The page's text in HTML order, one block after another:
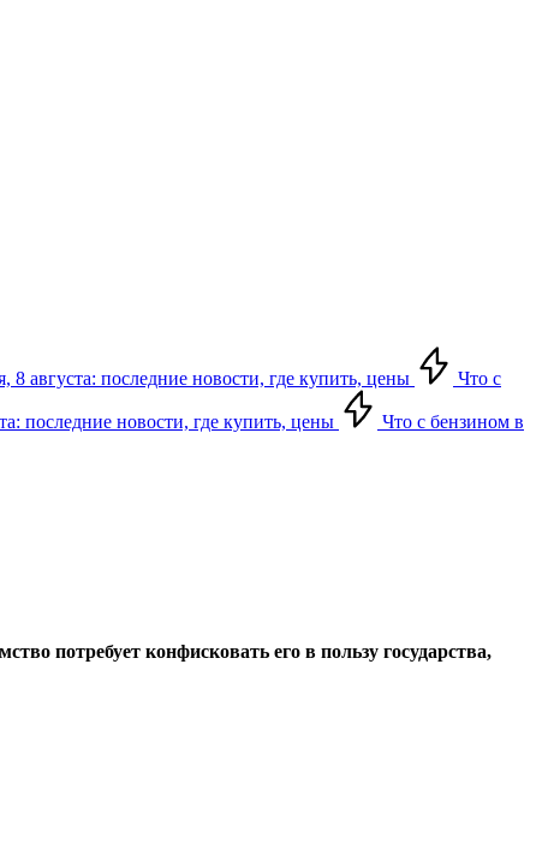
8 августа: последние новости, где купить, цены Что с
последние новости, где купить, цены
Что с бензином в
потребует конфисковать его в пользу государства,